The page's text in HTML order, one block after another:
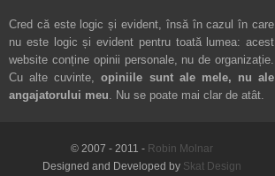
Cred că este logic și evident, însă în cazul în care
nu este logic și evident pentru toată lumea: acest
website conține opinii personale, nu de organizație.
Cu alte cuvinte,opiniile sunt ale mele, nu ale
angajatorului meu. Nu se poate mai clar de atât.
© 2007 - 2011 - Robin Molnar
Designed and Developed by Skat Design